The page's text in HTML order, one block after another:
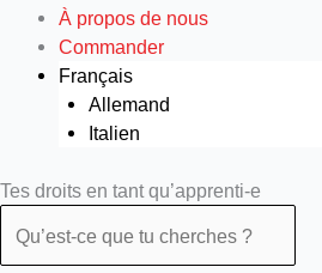
À propos de nous
Commander
Français
Allemand
Italien
Tes droits en tant qu’apprenti-e
Search
Search